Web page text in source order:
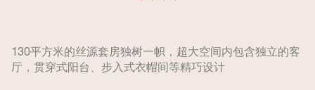
130平方米的丝源套房独树一帜，超大空间内包含独立的客
厅，贯穿式阳台、步入式衣帽间等精巧设计